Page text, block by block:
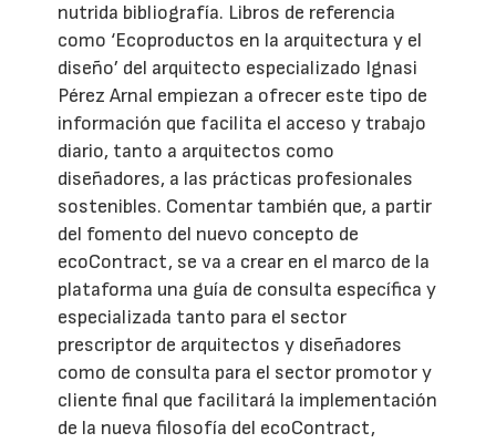
nutrida bibliografía. Libros de referencia
como ‘Ecoproductos en la arquitectura y el
diseño’ del arquitecto especializado Ignasi
Pérez Arnal empiezan a ofrecer este tipo de
información que facilita el acceso y trabajo
diario, tanto a arquitectos como
diseñadores, a las prácticas profesionales
sostenibles. Comentar también que, a partir
del fomento del nuevo concepto de
ecoContract, se va a crear en el marco de la
plataforma una guía de consulta específica y
especializada tanto para el sector
prescriptor de arquitectos y diseñadores
como de consulta para el sector promotor y
cliente final que facilitará la implementación
de la nueva filosofía del ecoContract,